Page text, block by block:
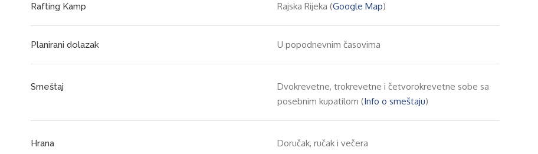
Rafting Kamp Rajska Rijeka (Google Map)
Planirani dolazak U popodnevnim časovima
Smeštaj
Dvokrevetne, trokrevetne i četvorokrevetne sobe sa
posebnim kupatilom (Info o smeštaju)
Hrana Doručak, ručak i večera